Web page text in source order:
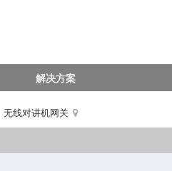
解决方案
无线对讲机网关